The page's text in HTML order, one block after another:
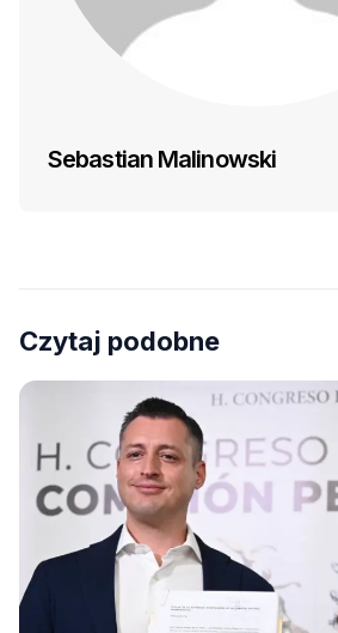
Sebastian Malinowski
Czytaj podobne